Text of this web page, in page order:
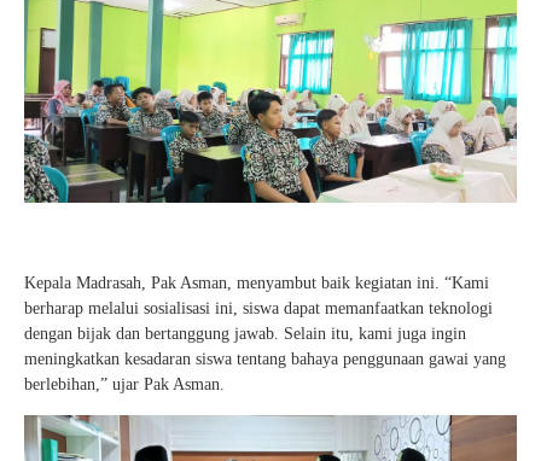
Kepala Madrasah, Pak Asman, menyambut baik kegiatan ini. “Kami
berharap melalui sosialisasi ini, siswa dapat memanfaatkan teknologi
dengan bijak dan bertanggung jawab. Selain itu, kami juga ingin
meningkatkan kesadaran siswa tentang bahaya penggunaan gawai yang
berlebihan,” ujar Pak Asman.